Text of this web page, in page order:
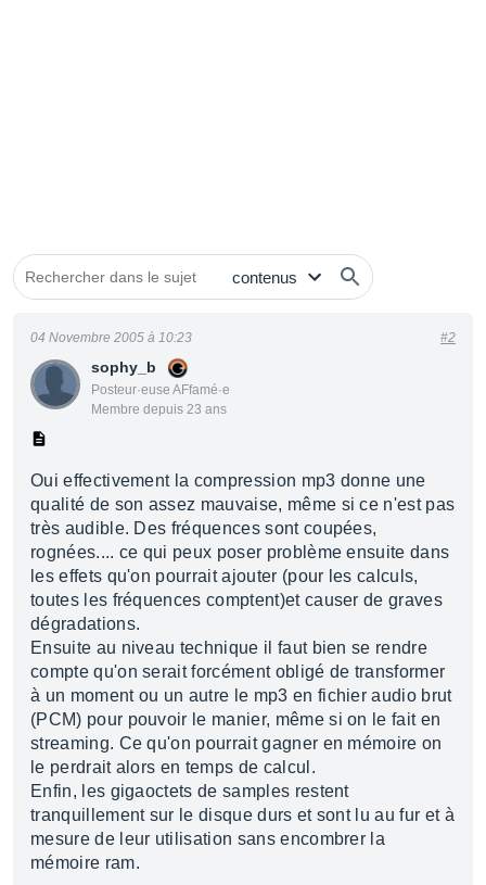
sophy_b
Posteur·euse AFfamé·e
Membre depuis 23 ans
04 Novembre 2005 à 10:23 #2
Oui effectivement la compression mp3 donne une
qualité de son assez mauvaise, même si ce n'est pas
très audible. Des fréquences sont coupées,
rognées.... ce qui peux poser problème ensuite dans
les effets qu'on pourrait ajouter (pour les calculs,
toutes les fréquences comptent)et causer de graves
dégradations.
Ensuite au niveau technique il faut bien se rendre
compte qu'on serait forcément obligé de transformer
à un moment ou un autre le mp3 en fichier audio brut
(PCM) pour pouvoir le manier, même si on le fait en
streaming. Ce qu'on pourrait gagner en mémoire on
le perdrait alors en temps de calcul.
Enfin, les gigaoctets de samples restent
tranquillement sur le disque durs et sont lu au fur et à
mesure de leur utilisation sans encombrer la
mémoire ram.